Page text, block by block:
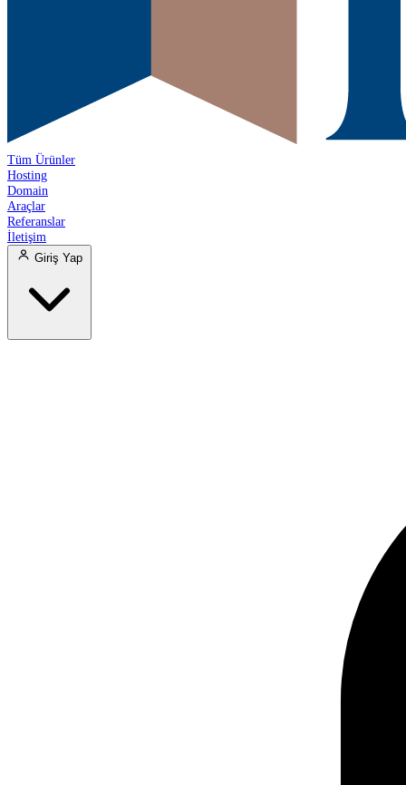
Tüm Ürünler
Hosting
Domain
Araçlar
Referanslar
İletişim
Giriş Yap